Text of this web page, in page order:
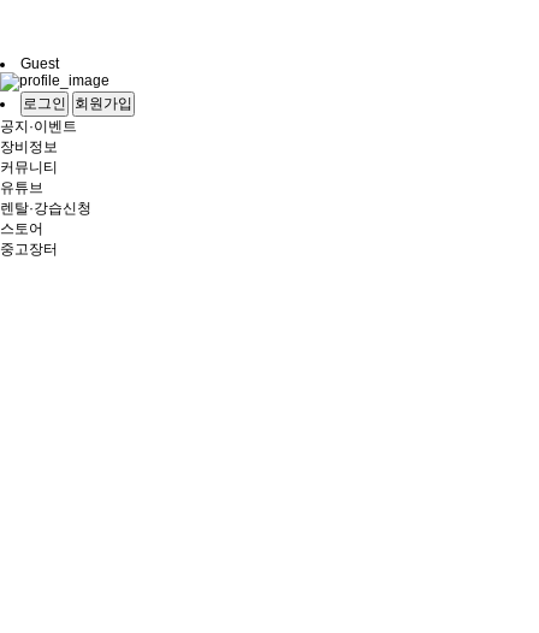
Guest
로그인
회원가입
공지·이벤트
장비정보
커뮤니티
유튜브
렌탈·강습신청
스토어
중고장터